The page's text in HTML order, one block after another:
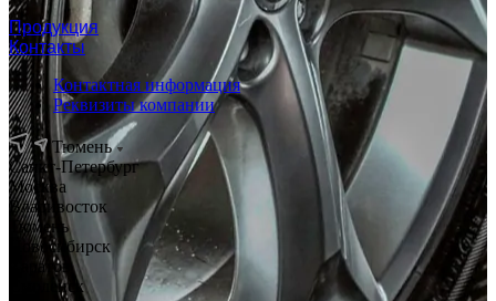
Продукция
Контакты
Контактная информация
Реквизиты компании
Тюмень
Санкт-Петербург
Москва
Владивосток
Тюмень
Новосибирск
Саратов
Смоленск